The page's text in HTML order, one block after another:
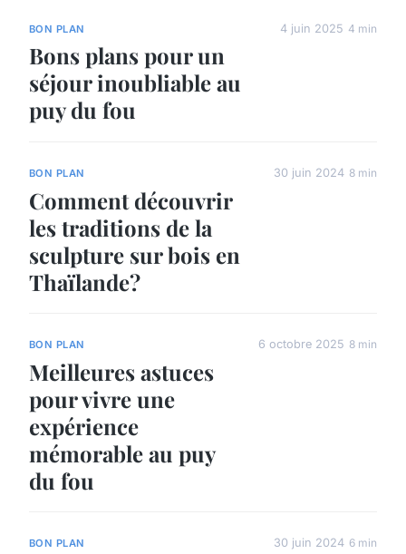
BON PLAN
Bons plans pour un
séjour inoubliable au
puy du fou
4 juin 2025 4 min
BON PLAN
Comment découvrir
les traditions de la
sculpture sur bois en
Thaïlande?
30 juin 2024 8 min
BON PLAN
Meilleures astuces
pour vivre une
expérience
mémorable au puy
du fou
6 octobre 2025 8 min
BON PLAN 30 juin 2024 6 min